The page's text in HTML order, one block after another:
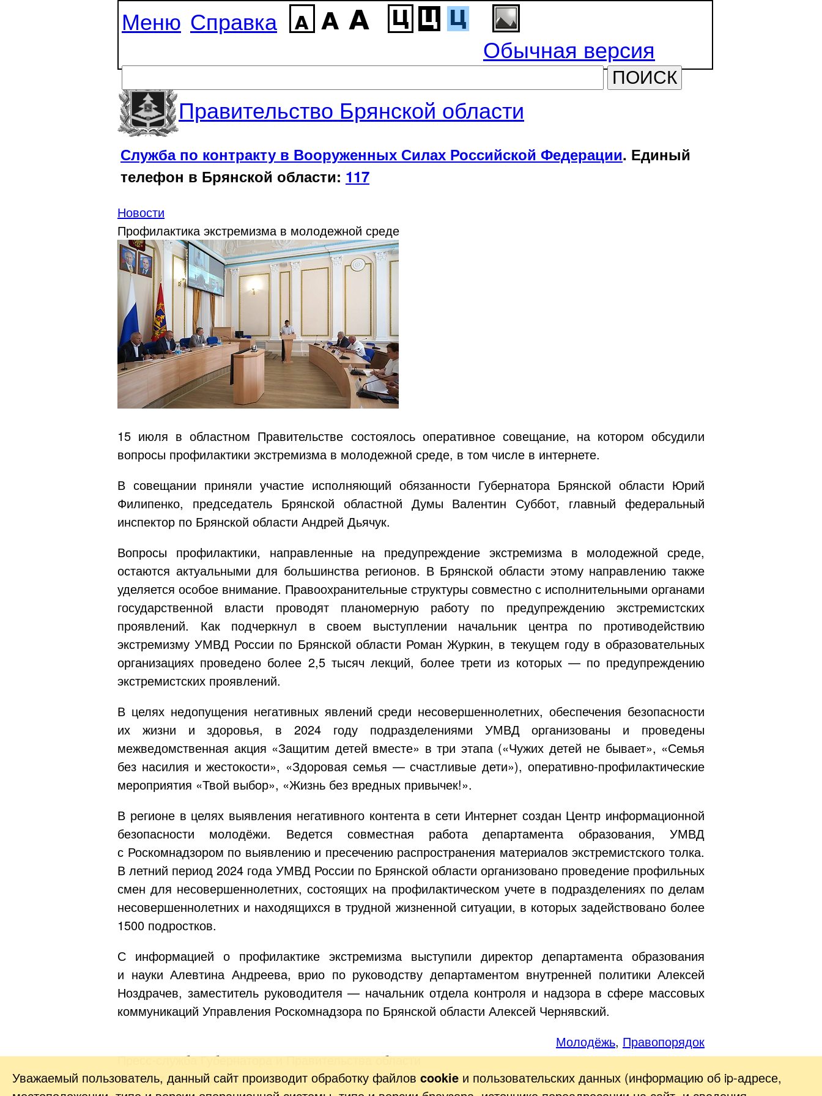
Меню Справка
Обычная версия
ПОИСК
Правительство Брянской области
Служба по контракту в Вооруженных Силах Российской Федерации. Единый
телефон в Брянской области: 117
Новости
Профилактика экстремизма в молодежной среде
15 июля в областном Правительстве состоялось оперативное совещание, на котором обсудили
вопросы профилактики экстремизма в молодежной среде, в том числе в интернете.
В совещании приняли участие исполняющий обязанности Губернатора Брянской области Юрий
Филипенко, председатель Брянской областной Думы Валентин Суббот, главный федеральный
инспектор по Брянской области Андрей Дьячук.
Вопросы профилактики, направленные на предупреждение экстремизма в молодежной среде,
остаются актуальными для большинства регионов. В Брянской области этому направлению также
уделяется особое внимание. Правоохранительные структуры совместно с исполнительными органами
государственной власти проводят планомерную работу по предупреждению экстремистских
проявлений. Как подчеркнул в своем выступлении начальник центра по противодействию
экстремизму УМВД России по Брянской области Роман Журкин, в текущем году в образовательных
организациях проведено более 2,5 тысяч лекций, более трети из которых — по предупреждению
экстремистских проявлений.
В целях недопущения негативных явлений среди несовершеннолетних, обеспечения безопасности
их жизни и здоровья, в 2024 году подразделениями УМВД организованы и проведены
межведомственная акция «Защитим детей вместе» в три этапа («Чужих детей не бывает», «Семья
без насилия и жестокости», «Здоровая семья — счастливые дети»),оперативно-профилактические
мероприятия «Твой выбор», «Жизнь без вредных привычек!».
В регионе в целях выявления негативного контента в сети Интернет создан Центр информационной
безопасности молодёжи. Ведется совместная работа департамента образования, УМВД
с Роскомнадзором по выявлению и пресечению распространения материалов экстремистского толка.
В летний период 2024 года УМВД России по Брянской области организовано проведение профильных
смен для несовершеннолетних, состоящих на профилактическом учете в подразделениях по делам
несовершеннолетних и находящихся в трудной жизненной ситуации, в которых задействовано более
1500 подростков.
С информацией о профилактике экстремизма выступили директор департамента образования
и науки Алевтина Андреева, врио по руководству департаментом внутренней политики Алексей
Ноздрачев, заместитель руководителя — начальник отдела контроля и надзора в сфере массовых
коммуникаций Управления Роскомнадзора по Брянской области Алексей Чернявский.
Молодёжь, Правопорядок
Пресс-служба Губернатора и Правительства области
16 июля 2024 года
Уважаемый пользователь, данный сайт производит обработку файлов cookie и пользовательских данных (информацию об ip-адресе,